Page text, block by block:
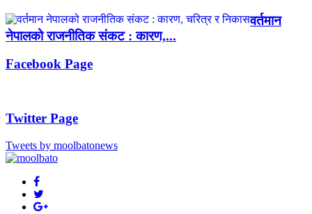
वर्तमान
नेपालको राजनीतिक संकट : कारण,...
Facebook Page
Twitter Page
Tweets by moolbatonews